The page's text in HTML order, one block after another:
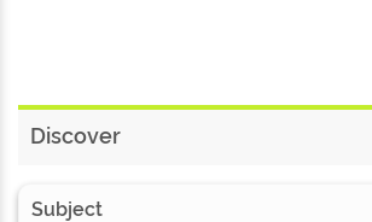
Discover
Subject